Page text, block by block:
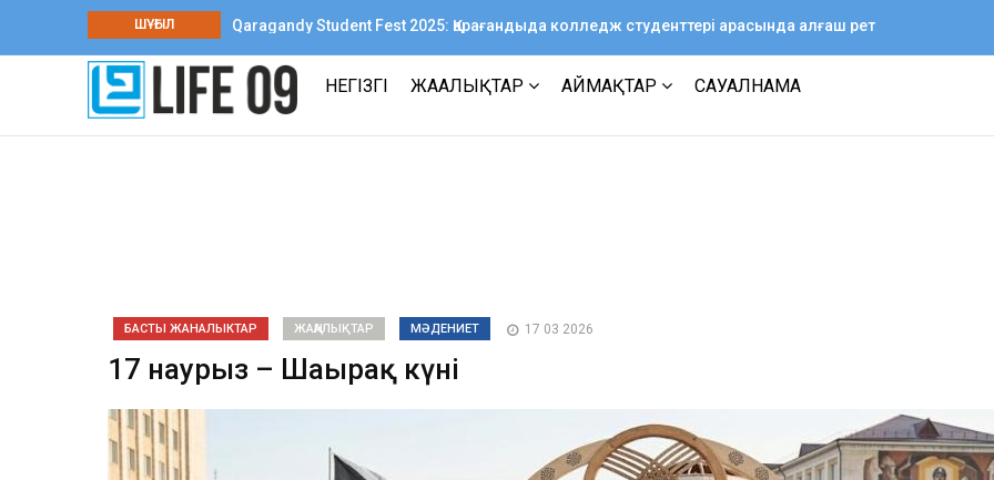
ШҰҒЫЛ
Qaragandy Student Fest 2025: Қарағандыда колледж студенттері арасында алғаш рет
шығармашылық фестиваль өтті
НЕГІЗГІ ЖАҢАЛЫҚТАР АЙМАҚТАР САУАЛНАМА
БАСТЫ ЖАНАЛЫКТАР ЖАҢАЛЫҚТАР МӘДЕНИЕТ 17 03 2026
17 наурыз – Шаңырақ күні